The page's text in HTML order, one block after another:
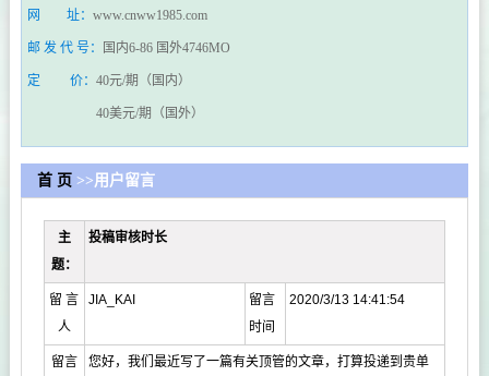
网 址： www.cnww1985.com
邮 发 代 号： 国内6-86 国外4746MO
定 价： 40元/期（国内）
40美元/期（国外）
首 页 >>用户留言
主
题：
投稿审核时长
留 言
人
JIA_KAI
留言
时间
2020/3/13 14:41:54
留言
您好，我们最近写了一篇有关顶管的文章，打算投递到贵单